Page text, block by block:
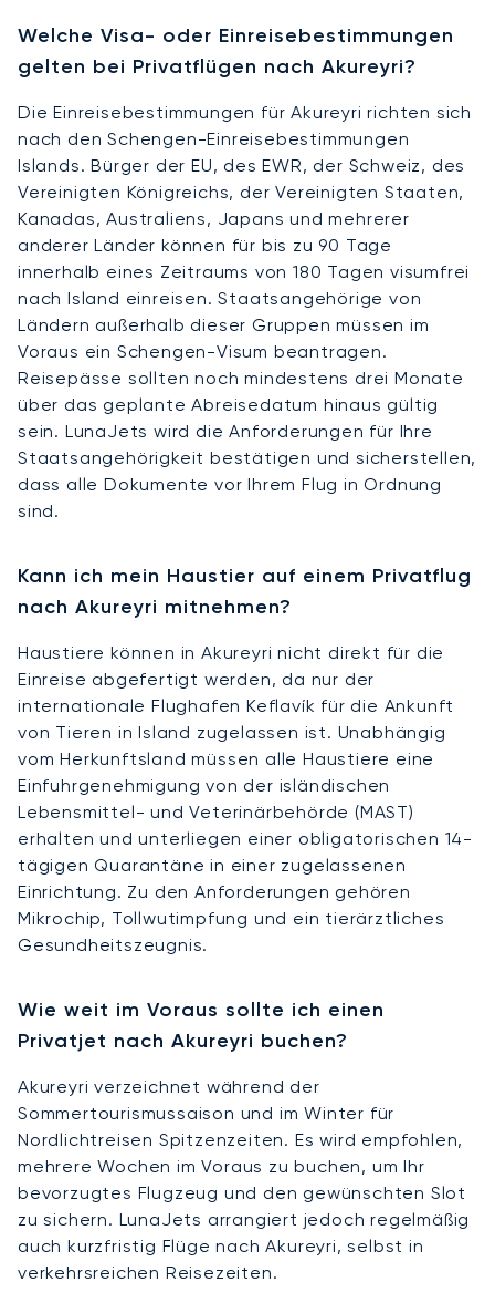
Welche Visa- oder Einreisebestimmungen
gelten bei Privatflügen nach Akureyri?
Die Einreisebestimmungen für Akureyri richten sich
nach den Schengen-Einreisebestimmungen
Islands. Bürger der EU, des EWR, der Schweiz, des
Vereinigten Königreichs, der Vereinigten Staaten,
Kanadas, Australiens, Japans und mehrerer
anderer Länder können für bis zu 90 Tage
innerhalb eines Zeitraums von 180 Tagen visumfrei
nach Island einreisen. Staatsangehörige von
Ländern außerhalb dieser Gruppen müssen im
Voraus ein Schengen-Visum beantragen.
Reisepässe sollten noch mindestens drei Monate
über das geplante Abreisedatum hinaus gültig
sein. LunaJets wird die Anforderungen für Ihre
Staatsangehörigkeit bestätigen und sicherstellen,
dass alle Dokumente vor Ihrem Flug in Ordnung
sind.
Kann ich mein Haustier auf einem Privatflug
nach Akureyri mitnehmen?
Haustiere können in Akureyri nicht direkt für die
Einreise abgefertigt werden, da nur der
internationale Flughafen Keflavík für die Ankunft
von Tieren in Island zugelassen ist. Unabhängig
vom Herkunftsland müssen alle Haustiere eine
Einfuhrgenehmigung von der isländischen
Lebensmittel- und Veterinärbehörde (MAST)
erhalten und unterliegen einer obligatorischen 14-
tägigen Quarantäne in einer zugelassenen
Einrichtung. Zu den Anforderungen gehören
Mikrochip, Tollwutimpfung und ein tierärztliches
Gesundheitszeugnis.
Wie weit im Voraus sollte ich einen
Privatjet nach Akureyri buchen?
Akureyri verzeichnet während der
Sommertourismussaison und im Winter für
Nordlichtreisen Spitzenzeiten. Es wird empfohlen,
mehrere Wochen im Voraus zu buchen, um Ihr
bevorzugtes Flugzeug und den gewünschten Slot
zu sichern. LunaJets arrangiert jedoch regelmäßig
auch kurzfristig Flüge nach Akureyri, selbst in
verkehrsreichen Reisezeiten.